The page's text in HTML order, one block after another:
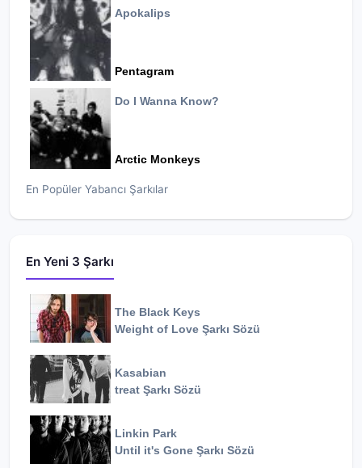
Apokalips
Pentagram
Do I Wanna Know?
Arctic Monkeys
En Popüler Yabancı Şarkılar
En Yeni 3 Şarkı
The Black Keys
Weight of Love Şarkı Sözü
Kasabian
treat Şarkı Sözü
Linkin Park
Until it's Gone Şarkı Sözü